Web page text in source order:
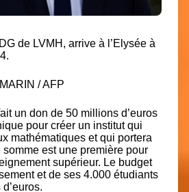
de LVMH, arrive à l’Elysée à
/ AFP
un don de 50 millions d’euros
pour créer un institut qui
mathématiques et qui portera
est une première pour
supérieur. Le budget
et de ses 4.000 étudiants